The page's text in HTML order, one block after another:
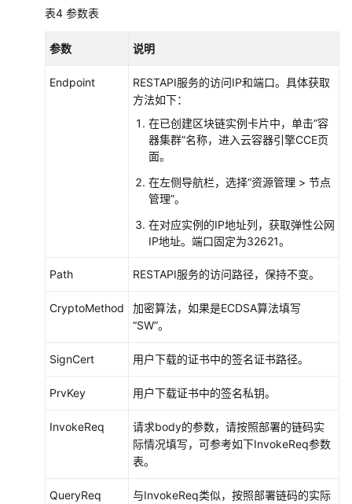
表4 参数表
参数 说明
Endpoint
RESTAPI服务的访问IP和端口。具体获取
方法如下：
在已创建区块链实例卡片中，单击“容
器集群”名称，进入云容器引擎CCE页
面。
在左侧导航栏，选择“资源管理 > 节点
管理”。
在对应实例的IP地址列，获取弹性公网
IP地址。端口固定为32621。
Path RESTAPI服务的访问路径，保持不变。
CryptoMethod
加密算法，如果是ECDSA算法填写
“SW”。
SignCert 用户下载的证书中的签名证书路径。
PrvKey 用户下载证书中的签名私钥。
InvokeReq
请求body的参数，请按照部署的链码实
际情况填写，可参考如下InvokeReq参数
表。
QueryReq
与InvokeReq类似，按照部署链码的实际